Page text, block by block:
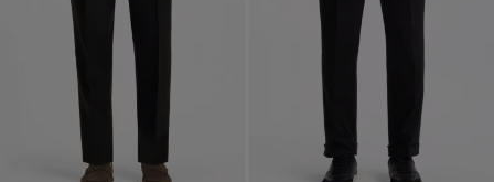
FAQ e assistenza
Trova negozio
Lingua (
IT €